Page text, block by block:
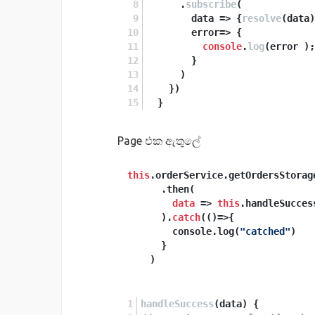
      .
subscribe(
data => {resolve
error=> {
console.log(error );
        }
      )
    })
  }
Page එක ඇතුලේ
this
      .then(
data => this
      ).
catch(()=>{
        console.log(
"catched")
      }
handleSuccess(data) {